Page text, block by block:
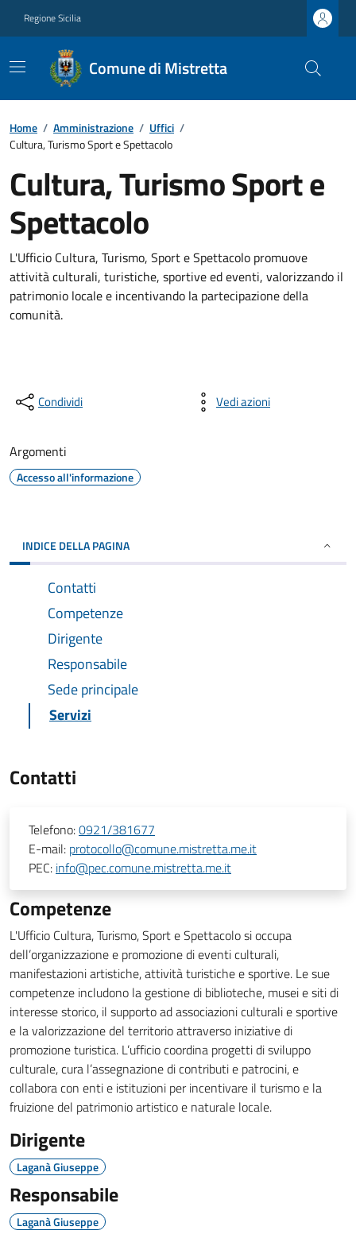
Regione Sicilia
Comune di Mistretta
Home / Amministrazione / Uffici /
Cultura, Turismo Sport e Spettacolo
Cultura, Turismo Sport e
Spettacolo
L'Ufficio Cultura, Turismo, Sport e Spettacolo promuove
attività culturali, turistiche, sportive ed eventi, valorizzando il
patrimonio locale e incentivando la partecipazione della
comunità.
Condividi Vedi azioni
Argomenti
Accesso all'informazione
INDICE DELLA PAGINA
Contatti
Competenze
Dirigente
Responsabile
Sede principale
Servizi
Contatti
Telefono:0921/381677
E-mail: protocollo@comune.mistretta.me.it
PEC: info@pec.comune.mistretta.me.it
Competenze
L'Ufficio Cultura, Turismo, Sport e Spettacolo si occupa
dell’organizzazione e promozione di eventi culturali,
manifestazioni artistiche, attività turistiche e sportive. Le sue
competenze includono la gestione di biblioteche, musei e siti di
interesse storico, il supporto ad associazioni culturali e sportive
e la valorizzazione del territorio attraverso iniziative di
promozione turistica. L’ufficio coordina progetti di sviluppo
culturale, cura l’assegnazione di contributi e patrocini, e
collabora con enti e istituzioni per incentivare il turismo e la
fruizione del patrimonio artistico e naturale locale.
Dirigente
Laganà Giuseppe
Responsabile
Laganà Giuseppe